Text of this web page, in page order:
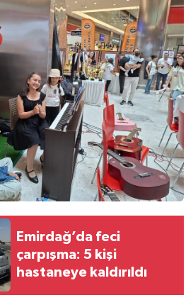
Emirdağ’da feci
çarpışma: 5 kişi
hastaneye kaldırıldı